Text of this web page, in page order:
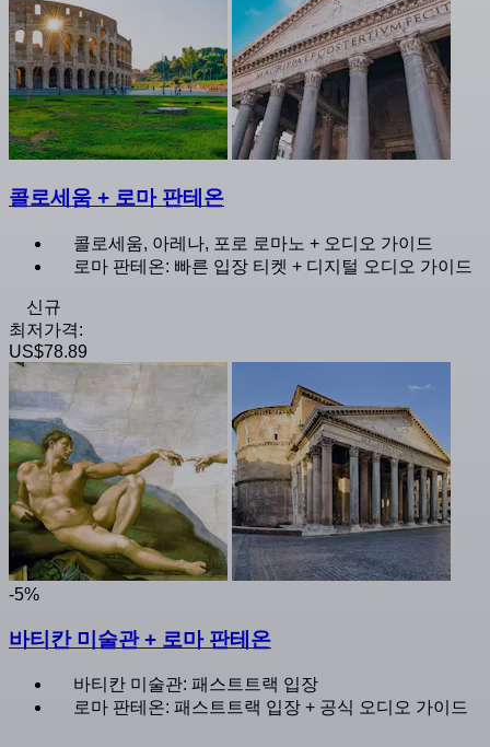
콜로세움 + 로마 판테온
콜로세움, 아레나, 포로 로마노 + 오디오 가이드
로마 판테온: 빠른 입장 티켓 + 디지털 오디오 가이드
신규
최저가격:
US$78.89
-5%
바티칸 미술관 + 로마 판테온
바티칸 미술관: 패스트트랙 입장
로마 판테온: 패스트트랙 입장 + 공식 오디오 가이드